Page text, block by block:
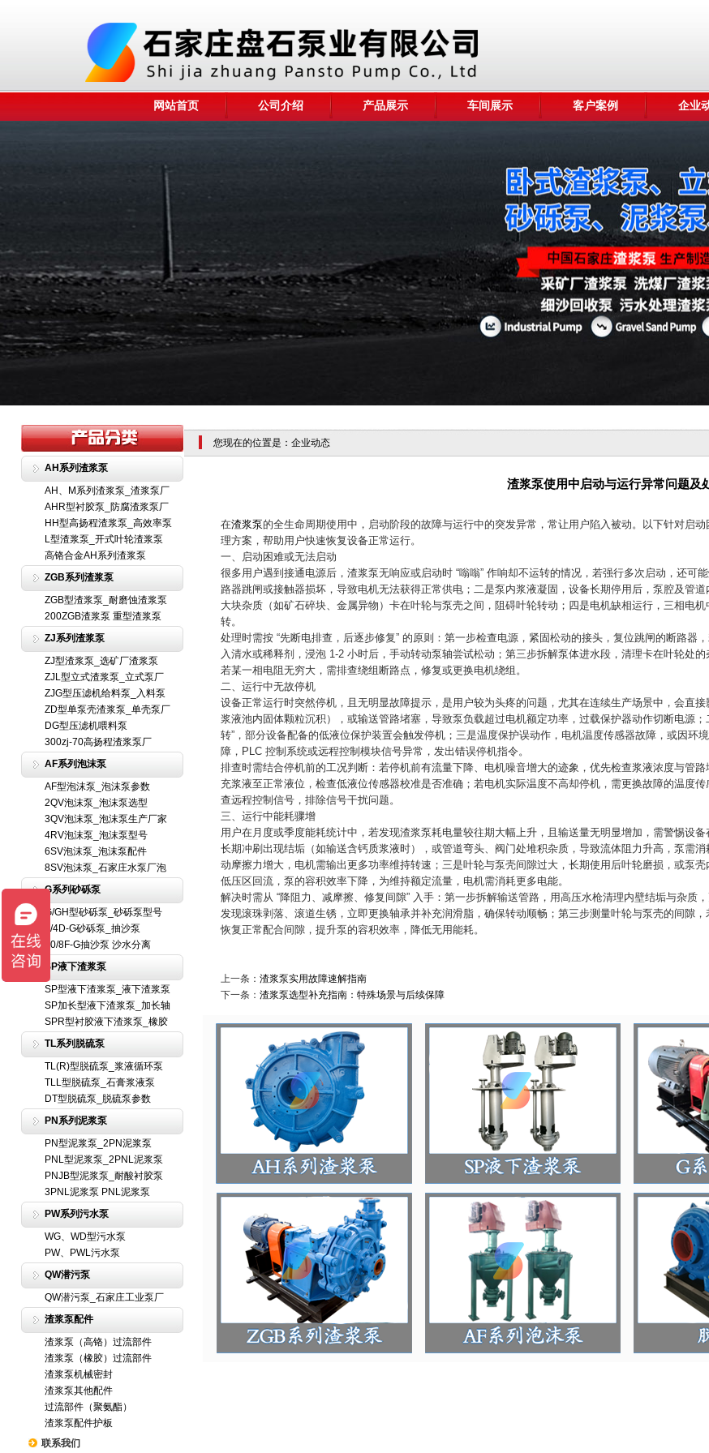
网站首页 公司介绍 产品展示 车间展示 客户案例 企业
AH系列渣浆泵
AH、M系列渣浆泵_渣浆泵厂
AHR型衬胶泵_防腐渣浆泵厂
HH型高扬程渣浆泵_高效率泵
L型渣浆泵_开式叶轮渣浆泵
高铬合金AH系列渣浆泵
ZGB系列渣浆泵
ZGB型渣浆泵_耐磨蚀渣浆泵
200ZGB渣浆泵 重型渣浆泵
ZJ系列渣浆泵
ZJ型渣浆泵_选矿厂渣浆泵
ZJL型立式渣浆泵_立式泵厂
ZJG型压滤机给料泵_入料泵
ZD型单泵壳渣浆泵_单壳泵厂
DG型压滤机喂料泵
300zj-70高扬程渣浆泵厂
AF系列泡沫泵
AF型泡沫泵_泡沫泵参数
2QV泡沫泵_泡沫泵选型
3QV泡沫泵_泡沫泵生产厂家
4RV泡沫泵_泡沫泵型号
6SV泡沫泵_泡沫泵配件
8SV泡沫泵_石家庄水泵厂泡
G系列砂砾泵
G/GH型砂砾泵_砂砾泵型号
6/4D-G砂砾泵_抽沙泵
10/8F-G抽沙泵 沙水分离
SP液下渣浆泵
SP型液下渣浆泵_液下渣浆泵
SP加长型液下渣浆泵_加长轴
SPR型衬胶液下渣浆泵_橡胶
TL系列脱硫泵
TL(R)型脱硫泵_浆液循环泵
TLL型脱硫泵_石膏浆液泵
DT型脱硫泵_脱硫泵参数
PN系列泥浆泵
PN型泥浆泵_2PN泥浆泵
PNL型泥浆泵_2PNL泥浆泵
PNJB型泥浆泵_耐酸衬胶泵
3PNL泥浆泵 PNL泥浆泵
PW系列污水泵
WG、WD型污水泵
PW、PWL污水泵
QW潜污泵
QW潜污泵_石家庄工业泵厂
渣浆泵配件
渣浆泵（高铬）过流部件
渣浆泵（橡胶）过流部件
渣浆泵机械密封
渣浆泵其他配件
过流部件（聚氨酯）
渣浆泵配件护板
联系我们
您现在的位置是：企业动态
渣浆泵使用中启动与运行异常问题及
在渣浆泵的全生命周期使用中，启动阶段的故障与运行中的突发异常，常让用户陷入被动。以下针对启
理方案，帮助用户快速恢复设备正常运行。
一、启动困难或无法启动
很多用户遇到接通电源后，渣浆泵无响应或启动时 “嗡嗡” 作响却不运转的情况，若强行多次启动，还
路器跳闸或接触器损坏，导致电机无法获得正常供电；二是泵内浆液凝固，设备长期停用后，泵腔及管
大块杂质（如矿石碎块、金属异物）卡在叶轮与泵壳之间，阻碍叶轮转动；四是电机缺相运行，三相电
转。
处理时需按 “先断电排查，后逐步修复” 的原则：第一步检查电源，紧固松动的接头，复位跳闸的断路
入清水或稀释剂，浸泡 1-2 小时后，手动转动泵轴尝试松动；第三步拆解泵体进水段，清理卡在叶轮处
若某一相电阻无穷大，需排查绕组断路点，修复或更换电机绕组。
二、运行中无故停机
设备正常运行时突然停机，且无明显故障提示，是用户较为头疼的问题，尤其在连续生产场景中，会直
浆液池内固体颗粒沉积），或输送管路堵塞，导致泵负载超过电机额定功率，过载保护器动作切断电源
转”，部分设备配备的低液位保护装置会触发停机；三是温度保护误动作，电机温度传感器故障，或因
障，PLC 控制系统或远程控制模块信号异常，发出错误停机指令。
排查时需结合停机前的工况判断：若停机前有流量下降、电机噪音增大的迹象，优先检查浆液浓度与管
充浆液至正常液位，检查低液位传感器校准是否准确；若电机实际温度不高却停机，需更换故障的温度
查远程控制信号，排除信号干扰问题。
三、运行中能耗骤增
用户在月度或季度能耗统计中，若发现渣浆泵耗电量较往期大幅上升，且输送量无明显增加，需警惕设
长期冲刷出现结垢（如输送含钙质浆液时），或管道弯头、阀门处堆积杂质，导致流体阻力升高，泵需
动摩擦力增大，电机需输出更多功率维持转速；三是叶轮与泵壳间隙过大，长期使用后叶轮磨损，或泵
低压区回流，泵的容积效率下降，为维持额定流量，电机需消耗更多电能。
解决时需从 “降阻力、减摩擦、修复间隙” 入手：第一步拆解输送管路，用高压水枪清理内壁结垢与杂
发现滚珠剥落、滚道生锈，立即更换轴承并补充润滑脂，确保转动顺畅；第三步测量叶轮与泵壳的间隙
恢复正常配合间隙，提升泵的容积效率，降低无用能耗。
上一条： 渣浆泵实用故障速解指南
下一条： 渣浆泵选型补充指南：特殊场景与后续保障